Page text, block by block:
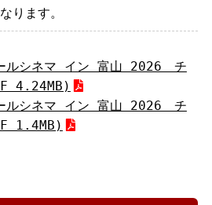
ります。
ールシネマ イン 富山 2026 チ
4.24MB)
ールシネマ イン 富山 2026 チ
1.4MB)